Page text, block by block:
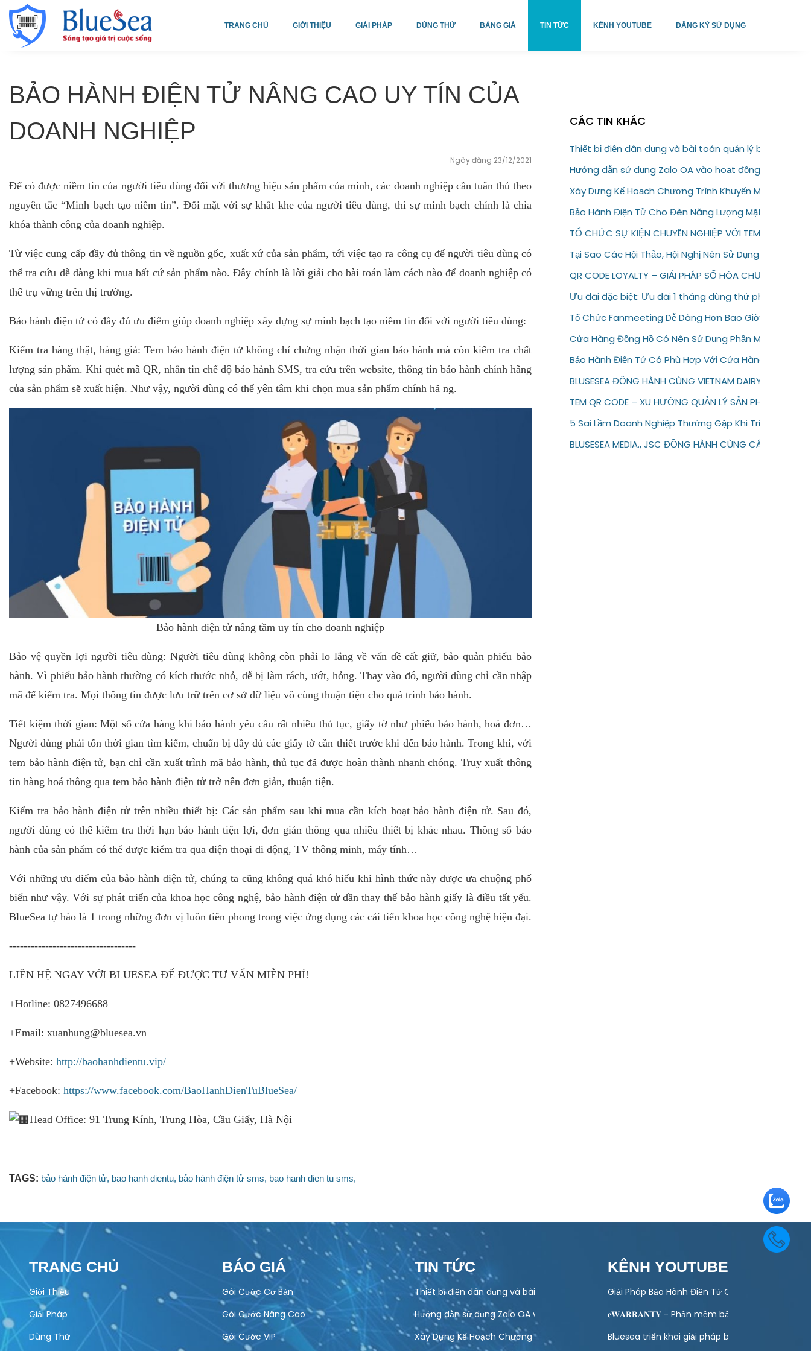
TRANG CHỦ GIỚI THIỆU GIẢI PHÁP DÙNG THỬ BẢNG GIÁ TIN TỨC KÊNH YOUTUBE ĐĂNG KÝ SỬ DỤNG
BẢO HÀNH ĐIỆN TỬ NÂNG CAO UY TÍN CỦA
DOANH NGHIỆP
Ngày đăng 23/12/2021
Để có được niềm tin của người tiêu dùng đối với thương hiệu sản phẩm của mình, các doanh nghiệp cần tuân thủ theo
nguyên tắc “Minh bạch tạo niềm tin”. Đối mặt với sự khắt khe của người tiêu dùng, thì sự minh bạch chính là chìa
khóa thành công của doanh nghiệp.
Từ việc cung cấp đầy đủ thông tin về nguồn gốc, xuất xứ của sản phẩm, tới việc tạo ra công cụ để người tiêu dùng có
thể tra cứu dễ dàng khi mua bất cứ sản phẩm nào. Đây chính là lời giải cho bài toán làm cách nào để doanh nghiệp có
thể trụ vững trên thị trường.
Bảo hành điện tử có đầy đủ ưu điểm giúp doanh nghiệp xây dựng sự minh bạch tạo niềm tin đối với người tiêu dùng:
Kiểm tra hàng thật, hàng giả: Tem bảo hành điện tử không chỉ chứng nhận thời gian bảo hành mà còn kiểm tra chất
lượng sản phẩm. Khi quét mã QR, nhắn tin chế độ bảo hành SMS, tra cứu trên website, thông tin bảo hành chính hãng
của sản phẩm sẽ xuất hiện. Như vậy, người dùng có thể yên tâm khi chọn mua sản phẩm chính hã ng.
Bảo hành điện tử nâng tầm uy tín cho doanh nghiệp
Bảo vệ quyền lợi người tiêu dùng: Người tiêu dùng không còn phải lo lắng về vấn đề cất giữ, bảo quản phiếu bảo
hành. Vì phiếu bảo hành thường có kích thước nhỏ, dễ bị làm rách, ướt, hỏng. Thay vào đó, người dùng chỉ cần nhập
mã để kiểm tra. Mọi thông tin được lưu trữ trên cơ sở dữ liệu vô cùng thuận tiện cho quá trình bảo hành.
Tiết kiệm thời gian: Một số cửa hàng khi bảo hành yêu cầu rất nhiều thủ tục, giấy tờ như phiếu bảo hành, hoá đơn…
Người dùng phải tốn thời gian tìm kiếm, chuẩn bị đầy đủ các giấy tờ cần thiết trước khi đến bảo hành. Trong khi, với
tem bảo hành điện tử, bạn chỉ cần xuất trình mã bảo hành, thủ tục đã được hoàn thành nhanh chóng. Truy xuất thông
tin hàng hoá thông qua tem bảo hành điện tử trở nên đơn giản, thuận tiện.
Kiểm tra bảo hành điện tử trên nhiều thiết bị: Các sản phẩm sau khi mua cần kích hoạt bảo hành điện tử. Sau đó,
người dùng có thể kiểm tra thời hạn bảo hành tiện lợi, đơn giản thông qua nhiều thiết bị khác nhau. Thông số bảo
hành của sản phẩm có thể được kiểm tra qua điện thoại di động, TV thông minh, máy tính…
Với những ưu điểm của bảo hành điện tử, chúng ta cũng không quá khó hiểu khi hình thức này được ưa chuộng phổ
biến như vậy. Với sự phát triển của khoa học công nghệ, bảo hành điện tử dần thay thế bảo hành giấy là điều tất yếu.
BlueSea tự hào là 1 trong những đơn vị luôn tiên phong trong việc ứng dụng các cải tiến khoa học công nghệ hiện đại.
-----------------------------------
LIÊN HỆ NGAY VỚI BLUESEA ĐỂ ĐƯỢC TƯ VẤN MIỄN PHÍ!
+Hotline: 0827496688
+Email: xuanhung@bluesea.vn
+Website: http://baohanhdientu.vip/
+Facebook: https://www.facebook.com/BaoHanhDienTuBlueSea/
Head Office: 91 Trung Kính, Trung Hòa, Cầu Giấy, Hà Nội
TAGS: bảo hành điện tử, bao hanh dientu, bảo hành điện tử sms, bao hanh dien tu sms,
CÁC TIN KHÁC
Thiết bị điện dân dụng và bài toán quản lý bảo hành
Hướng dẫn sử dụng Zalo OA vào hoạt động kinh
Xây Dựng Kế Hoạch Chương Trình Khuyến Mại Trực
Bảo Hành Điện Tử Cho Đèn Năng Lượng Mặt Trời – Giải
TỔ CHỨC SỰ KIỆN CHUYÊN NGHIỆP VỚI TEM VÉ ĐIỆN TỬ
Tại Sao Các Hội Thảo, Hội Nghị Nên Sử Dụng Tem Vé
QR CODE LOYALTY – GIẢI PHÁP SỐ HÓA CHƯƠNG
Ưu đãi đặc biệt: Ưu đãi 1 tháng dùng thử phần mềm
Tổ Chức Fanmeeting Dễ Dàng Hơn Bao Giờ Hết Với
Cửa Hàng Đồng Hồ Có Nên Sử Dụng Phần Mềm Bảo
Bảo Hành Điện Tử Có Phù Hợp Với Cửa Hàng Sửa
BLUSESEA ĐỒNG HÀNH CÙNG VIETNAM DAIRY 2026
TEM QR CODE – XU HƯỚNG QUẢN LÝ SẢN PHẨM & BẢO
5 Sai Lầm Doanh Nghiệp Thường Gặp Khi Triển Khai
BLUSESEA MEDIA., JSC ĐỒNG HÀNH CÙNG CÁC
TRANG CHỦ
Giới Thiệu
Giải Pháp
Dùng Thử
BÁO GIÁ
Gói Cước Cơ Bản
Gói Cước Nâng Cao
Gói Cước VIP
TIN TỨC
Thiết bị điện dân dụng và bài toán quản lý bảo hành
Hướng dẫn sử dụng Zalo OA vào hoạt động kinh doanh của doanh nghiệp
Xây Dựng Kế Hoạch Chương Trình Khuyến Mại Trực Tuyến Cuối Năm – Tết 2027
KÊNH YOUTUBE
Giải Pháp Bảo Hành Điện Tử Cho Ngành Điện Máy
𝐞𝐖𝐀𝐑𝐑𝐀𝐍𝐓𝐘 - Phần mềm bảo hành điện tử
Bluesea triển khai giải pháp bảo hành điện tử